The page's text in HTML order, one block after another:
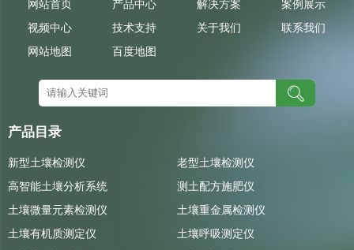
网站首页 产品中心 解决方案
案例展示
视频中心
技术支持 关于我们
联系我们
网站地图
百度地图
产品目录
新型土壤检测仪
老型土壤检测仪
高智能土壤分析系统
测土配方施肥仪
土壤微量元素检测仪
土壤重金属检测仪
土壤有机质测定仪
土壤呼吸测定仪